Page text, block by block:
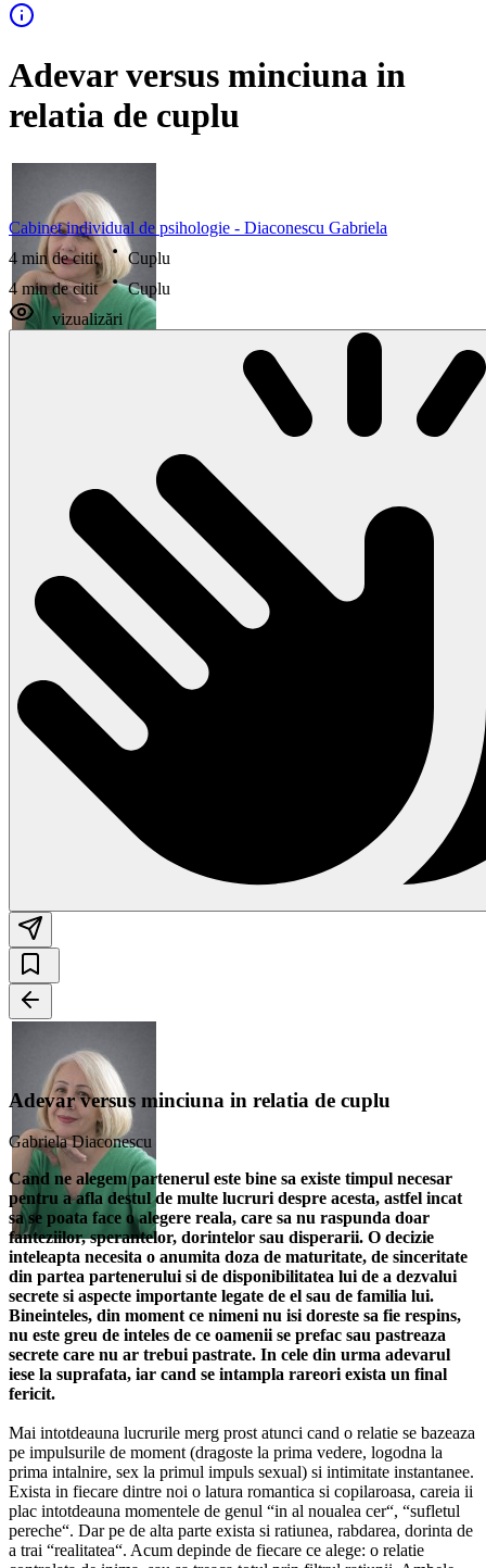
Adevar versus minciuna in
relatia de cuplu
Cabinet individual de psihologie - Diaconescu Gabriela
4 min de citit
Cuplu
4 min de citit
Cuplu
vizualizări
Adevar versus minciuna in relatia de cuplu
Gabriela Diaconescu
Cand ne alegem partenerul este bine sa existe timpul necesar
pentru a afla destul de multe lucruri despre acesta, astfel incat
sa se poata face o alegere reala, care sa nu raspunda doar
fanteziilor, sperantelor, dorintelor sau disperarii. O decizie
inteleapta necesita o anumita doza de maturitate, de sinceritate
din partea partenerului si de disponibilitatea lui de a dezvalui
secrete si aspecte importante legate de el sau de familia lui.
Bineinteles, din moment ce nimeni nu isi doreste sa fie respins,
nu este greu de inteles de ce oamenii se prefac sau pastreaza
secrete care nu ar trebui pastrate. In cele din urma adevarul
iese la suprafata, iar cand se intampla rareori exista un final
fericit.
Mai intotdeauna lucrurile merg prost atunci cand o relatie se bazeaza
pe impulsurile de moment (dragoste la prima vedere, logodna la
prima intalnire, sex la primul impuls sexual) si intimitate instantanee.
Exista in fiecare dintre noi o latura romantica si copilaroasa, careia ii
plac intotdeauna momentele de genul “in al noualea cer“, “sufletul
pereche“. Dar pe de alta parte exista si ratiunea, rabdarea, dorinta de
a trai “realitatea“. Acum depinde de fiecare ce alege: o relatie